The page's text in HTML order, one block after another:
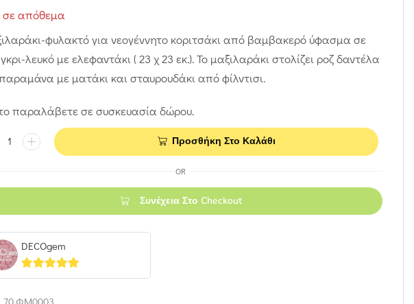
σε απόθεμα
φυλακτό για νεογέννητο κοριτσάκι από βαμβακερό ύφασμα σε
λευκό με ελεφαντάκι ( 23 χ 23 εκ.). Το μαξιλαράκι στολίζει ροζ δαντέλα
με ματάκι και σταυρουδάκι από φίλντισι.
παραλάβετε σε συσκευασία δώρου.
Προσθήκη Στο Καλάθι
OR
Συνέχεια Στο Checkout
DECOgem
5out of 5
70.ΦΜ0003